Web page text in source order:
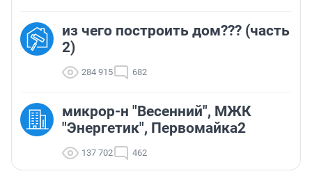
из чего построить дом??? (часть
2)
284 915 682
микрор-н "Весенний", МЖК
"Энергетик", Первомайка2
137 702 462